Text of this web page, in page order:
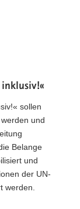
sollen
und
Belange
und
der UN-
werden.